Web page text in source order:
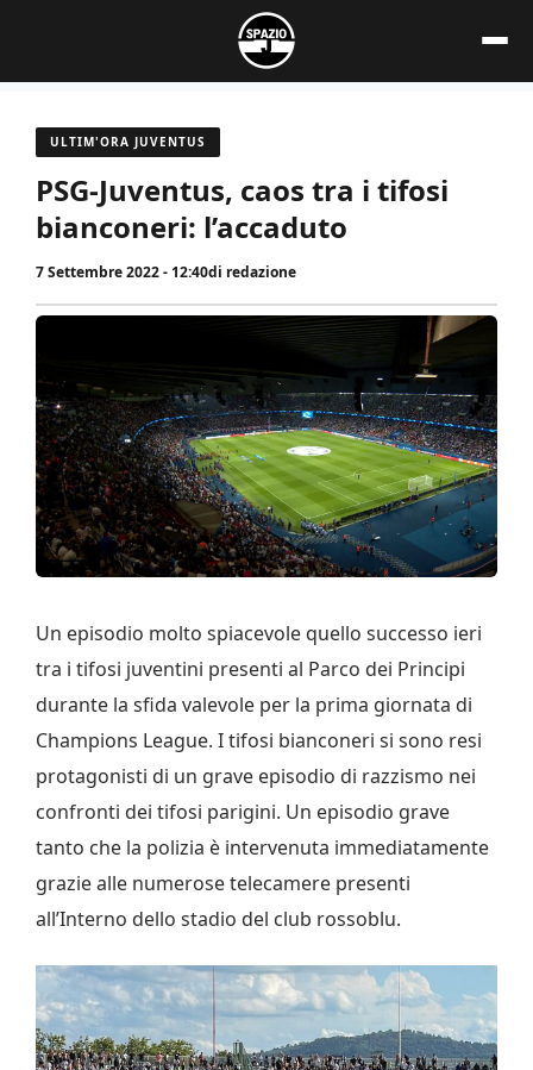
contenuto
ULTIM'ORA JUVENTUS
PSG-Juventus, caos tra i tifosi
bianconeri: l’accaduto
7 Settembre 2022 - 12:40di redazione
Un episodio molto spiacevole quello successo ieri
tra i tifosi juventini presenti al Parco dei Principi
durante la sfida valevole per la prima giornata di
Champions League. I tifosi bianconeri si sono resi
protagonisti di un grave episodio di razzismo nei
confronti dei tifosi parigini. Un episodio grave
tanto che la polizia è intervenuta immediatamente
grazie alle numerose telecamere presenti
all’Interno dello stadio del club rossoblu.